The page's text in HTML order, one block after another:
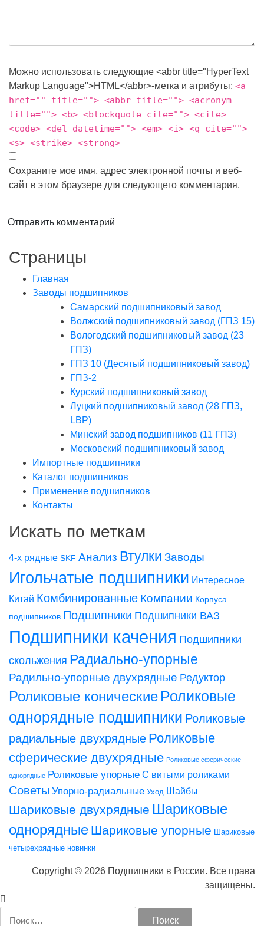
Можно использовать следующие <abbr title="HyperText
Markup Language">HTML</abbr>-метка и атрибуты: <a
href="" title=""> <abbr title=""> <acronym
title=""> <b> <blockquote cite=""> <cite>
<code> <del datetime=""> <em> <i> <q cite="">
<s> <strike> <strong>
Сохраните мое имя, адрес электронной почты и веб-
сайт в этом браузере для следующего комментария.
Отправить комментарий
Страницы
Главная
Заводы подшипников
Cамарский подшипниковый завод
Волжский подшипниковый завод (ГПЗ 15)
Вологодский подшипниковый завод (23
ГПЗ)
ГПЗ 10 (Десятый подшипниковый завод)
ГПЗ-2
Курский подшипниковый завод
Луцкий подшипниковый завод (28 ГПЗ,
LBP)
Минский завод подшипников (11 ГПЗ)
Московский подшипниковый завод
Импортные подшипники
Каталог подшипников
Применение подшипников
Контакты
Искать по меткам
4-х рядные SKF Анализ Втулки Заводы
Игольчатые подшипники Интересное
Китай Комбинированные Компании Корпуса
подшипников Подшипники Подшипники ВАЗ
Подшипники качения Подшипники
скольжения Радиально-упорные
Радильно-упорные двухрядные Редуктор
Роликовые конические Роликовые
однорядные подшипники Роликовые
радиальные двухрядные Роликовые
сферические двухрядные Роликовые сферические
однорядные Роликовые упорные С витыми роликами
Советы Упорно-радиальные Уход Шайбы
Шариковые двухрядные Шариковые
однорядные Шариковые упорные Шариковые
четырехрядные новинки
Copyright © 2026 Подшипники в России. Все права
защищены.